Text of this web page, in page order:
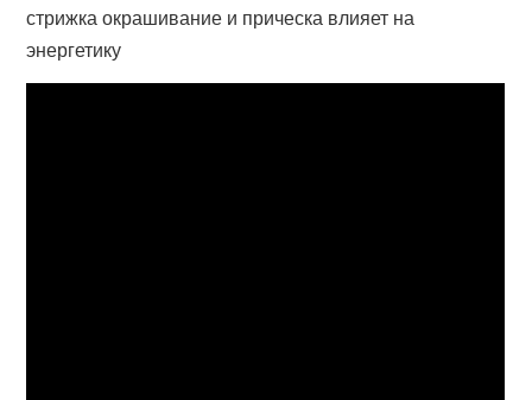
стрижка окрашивание и прическа влияет на
энергетику